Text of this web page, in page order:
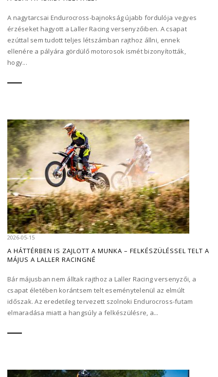
A nagytarcsai Endurocross-bajnokság újabb fordulója vegyes
érzéseket hagyott a Laller Racing versenyzőiben. A csapat
ezúttal sem tudott teljes létszámban rajthoz állni, ennek
ellenére a pályára gördülő motorosok ismét bizonyították,
hogy...
2026-05-15
A HÁTTÉRBEN IS ZAJLOTT A MUNKA – FELKÉSZÜLÉSSEL TELT A
MÁJUS A LALLER RACINGNÉ
Bár májusban nem álltak rajthoz a Laller Racing versenyzői, a
csapat életében korántsem telt eseménytelenül az elmúlt
időszak. Az eredetileg tervezett szolnoki Endurocross-futam
elmaradása miatt a hangsúly a felkészülésre, a...